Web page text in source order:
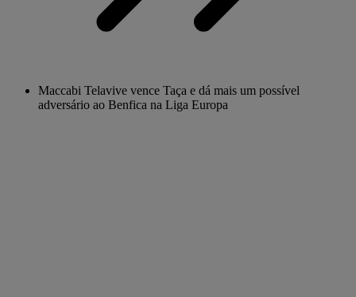
Maccabi Telavive vence Taça e dá mais um possível
adversário ao Benfica na Liga Europa